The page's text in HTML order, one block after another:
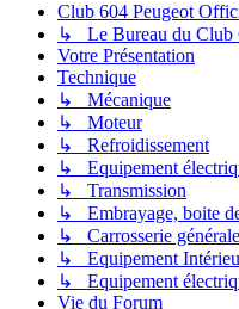
Club 604 Peugeot
↳ Le Bureau du Club
Votre Présentation
Technique
↳ Mécanique
↳ Moteur
↳ Refroidissement
↳ Equipement
↳ Transmission
↳ Embrayage, boite
↳ Carrosserie générale
↳ Equipement
↳ Equipement
Vie du Forum